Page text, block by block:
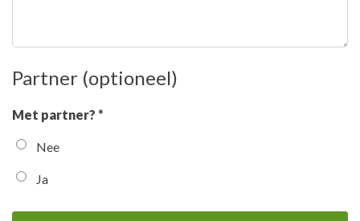
Partner (optioneel)
Met partner? *
Nee
Ja